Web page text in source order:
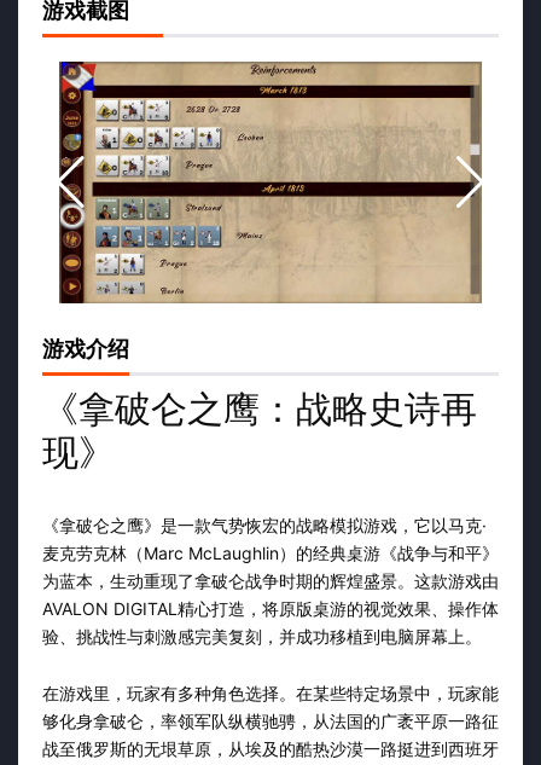
游戏截图
游戏介绍
《拿破仑之鹰：战略史诗再
现》
《拿破仑之鹰》是一款气势恢宏的战略模拟游戏，它以马克·
麦克劳克林（Marc McLaughlin）的经典桌游《战争与和平》
为蓝本，生动重现了拿破仑战争时期的辉煌盛景。这款游戏由
AVALON DIGITAL精心打造，将原版桌游的视觉效果、操作体
验、挑战性与刺激感完美复刻，并成功移植到电脑屏幕上。
在游戏里，玩家有多种角色选择。在某些特定场景中，玩家能
够化身拿破仑，率领军队纵横驰骋，从法国的广袤平原一路征
战至俄罗斯的无垠草原，从埃及的酷热沙漠一路挺进到西班牙